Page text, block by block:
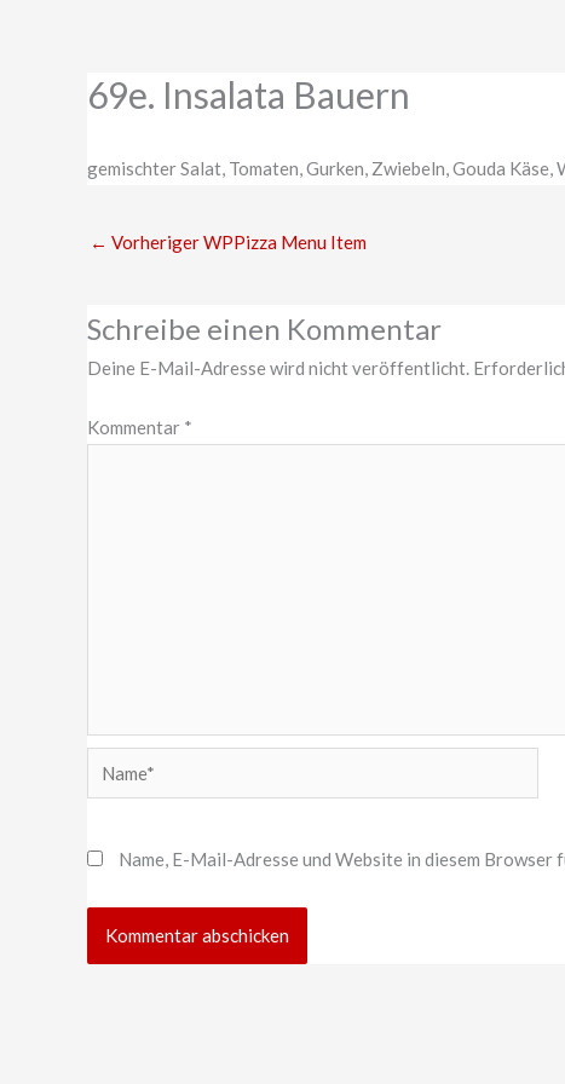
69e. Insalata Bauern
gemischter Salat, Tomaten, Gurken, Zwiebeln, Gouda Käse,
← Vorheriger WPPizza Menu Item
Schreibe einen Kommentar
Deine E-Mail-Adresse wird nicht veröffentlicht.
Kommentar *
Name*
Name, E-Mail-Adresse und Website in diesem Browser